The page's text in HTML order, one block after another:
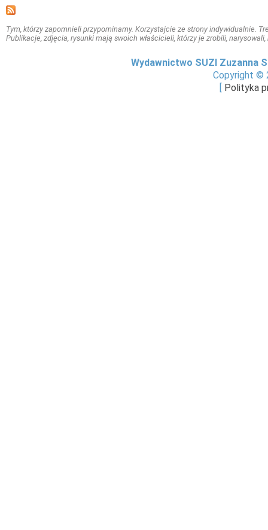
Tym, którzy zapomnieli przypominamy. Korzystajcie ze strony indywidualnie.
Publikacje, zdjęcia, rysunki mają swoich właścicieli, którzy je zrobili,
Wydawnictwo SUZI Zuzanna
Copyright ©
[ Polityka